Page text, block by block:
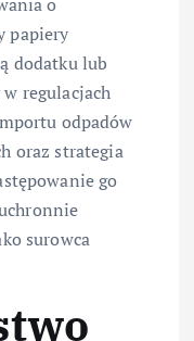
papiery
dodatku lub
regulacjach
odpadów
oraz strategia
go
surowca